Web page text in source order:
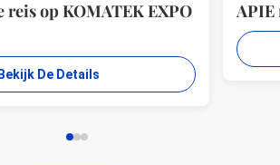
reis op KOMATEK EXPO
Bekijk De Details
APIE